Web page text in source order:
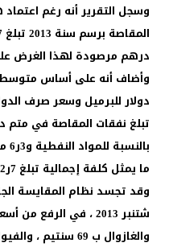
وسجل التقرير أنه رغم
درهم مرصودة لهذا الغرض على
ما يمثل كلفة إجمالية تبلغ 7ر42 مليار درهم .
والغازوال ب 69 سنتيم ، والفيول الصناعي ب 88ر662 درهم للطن.